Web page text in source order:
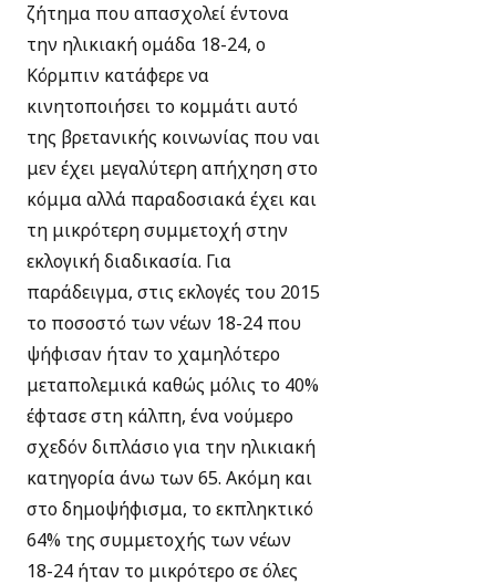
ζήτημα που απασχολεί έντονα
την ηλικιακή ομάδα 18-24, ο
Κόρμπιν κατάφερε να
κινητοποιήσει το κομμάτι αυτό
της βρετανικής κοινωνίας που ναι
μεν έχει μεγαλύτερη απήχηση στο
κόμμα αλλά παραδοσιακά έχει και
τη μικρότερη συμμετοχή στην
εκλογική διαδικασία. Για
παράδειγμα, στις εκλογές του 2015
το ποσοστό των νέων 18-24 που
ψήφισαν ήταν το χαμηλότερο
μεταπολεμικά καθώς μόλις το 40%
έφτασε στη κάλπη, ένα νούμερο
σχεδόν διπλάσιο για την ηλικιακή
κατηγορία άνω των 65. Ακόμη και
στο δημοψήφισμα, το εκπληκτικό
64% της συμμετοχής των νέων
18-24 ήταν το μικρότερο σε όλες